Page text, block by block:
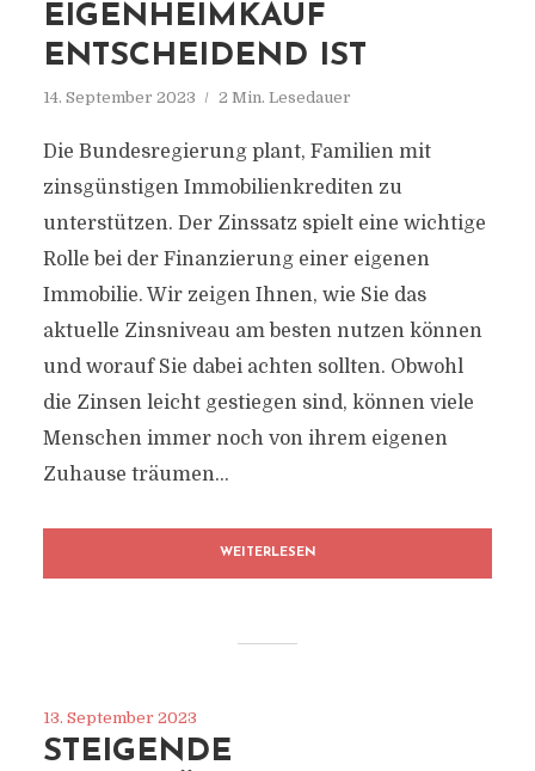
EIGENHEIMKAUF
ENTSCHEIDEND IST
14. September 2023 2 Min. Lesedauer
Die Bundesregierung plant, Familien mit
zinsgünstigen Immobilienkrediten zu
unterstützen. Der Zinssatz spielt eine wichtige
Rolle bei der Finanzierung einer eigenen
Immobilie. Wir zeigen Ihnen, wie Sie das
aktuelle Zinsniveau am besten nutzen können
und worauf Sie dabei achten sollten. Obwohl
die Zinsen leicht gestiegen sind, können viele
Menschen immer noch von ihrem eigenen
Zuhause träumen...
WEITERLESEN
13. September 2023
STEIGENDE